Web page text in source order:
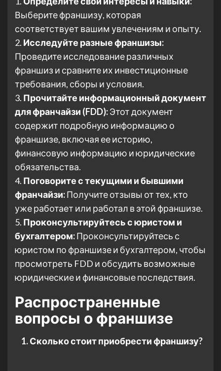
Выберите франшизу, которая
соответствует вашим увлечениям и опыту.
2. Исследуйте разные франшизы:
Проведите исследование различных
франшиз и сравните их инвестиционные
требования, сборы и условия.
3. Прочитайте информационный документ
для франчайзи (FDD):Этот документ
содержит подробную информацию о
франшизе, включая ее историю,
финансовую информацию и юридические
обязательства.
4. Поговорите с текущими и бывшими
франчайзи:Получите отзывы от тех, кто
уже работает или работал в этой франшизе.
5. Проконсультируйтесь с юристом и
бухгалтером:Проконсультируйтесь с
юристом по франшизе и бухгалтером, чтобы
просмотреть FDD и обсудить возможные
юридические и финансовые последствия.
Распространенные
вопросы о франшизе
Сколько стоит приобрести франшизу?